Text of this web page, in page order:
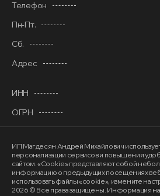
Телефон
Пн-Пт.
Сб.
Адрес
ИНН
ОГРН
ИП Магдесян Андрей Михайлович
персонализации сервисов и повышения
сайтом. «Cookie» представляют собой
информацию о предыдущих посещениях веб-
использовать файлы «cookie», измените
2026 © Все права защищены. Информация на